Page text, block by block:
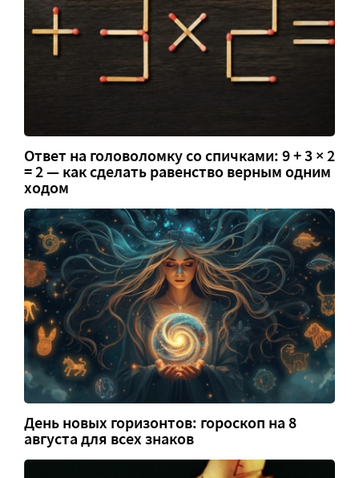
Ответ на головоломку со спичками: 9 + 3 × 2
= 2 — как сделать равенство верным одним
ходом
День новых горизонтов: гороскоп на 8
августа для всех знаков